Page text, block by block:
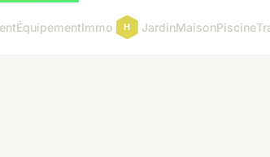
ÉquipementImmo JardinMaisonPiscine